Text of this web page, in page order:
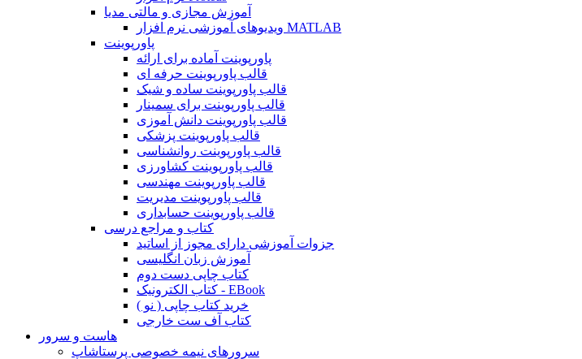
آموزش مجازی و مالتی مدیا
ویدیوهای آموزشی نرم افزار MATLAB
پاورپوینت
پاورپوینت آماده برای ارائه
قالب پاورپوینت حرفه ای
قالب پاورپوینت ساده و شیک
قالب پاورپوینت برای سمینار
قالب پاورپوینت دانش آموزی
قالب پاورپوینت پزشکی
قالب پاورپوینت روانشناسی
قالب پاورپوینت کشاورزی
قالب پاورپوینت مهندسی
قالب پاورپوینت مدیریت
قالب پاورپوینت حسابداری
کتاب و مراجع درسی
جزوات آموزشی دارای مجوز از اساتید
آموزش زبان انگلیسی
کتاب چاپی دست دوم
کتاب الکترونیک - EBook
خرید کتاب چاپی ( نو )
کتاب آف ست خارجی
هاست و سرور
سرورهای نیمه خصوصی پرستاشاپ